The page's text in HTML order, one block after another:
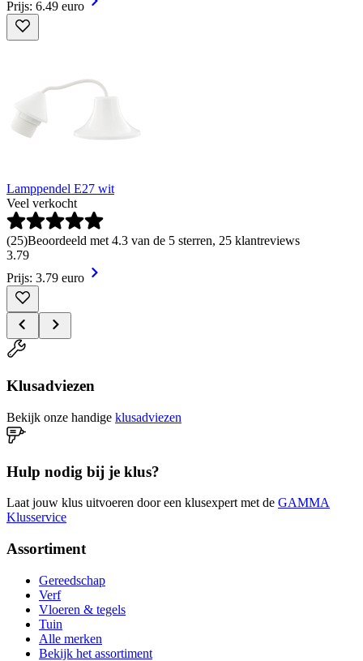
Prijs: 6.49 euro
Lamppendel E27 wit
Veel verkocht
(25)Beoordeeld met 4.3 van de 5 sterren, 25 klantreviews
3.79
Prijs: 3.79 euro
Klusadviezen
Bekijk onze handige klusadviezen
Hulp nodig bij je klus?
Laat jouw klus uitvoeren door een klusexpert met de GAMMA
Klusservice
Assortiment
Gereedschap
Verf
Vloeren & tegels
Tuin
Alle merken
Bekijk het assortiment